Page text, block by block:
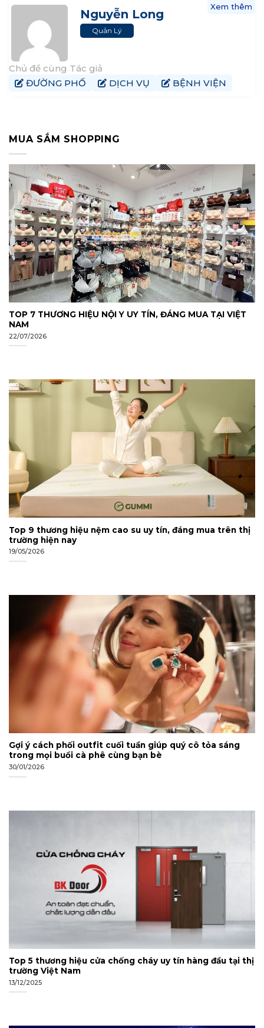
Nguyễn Long
Quản Lý
Xem thêm
Chủ đề cùng Tác giả
ĐƯỜNG PHỐ
DỊCH VỤ BỆNH VIỆN
MUA SẮM SHOPPING
TOP 7 THƯƠNG HIỆU NỘI Y UY TÍN, ĐÁNG MUA TẠI VIỆT
NAM
22/07/2026
Top 9 thương hiệu nệm cao su uy tín, đáng mua trên thị
trường hiện nay
19/05/2026
Gợi ý cách phối outfit cuối tuần giúp quý cô tỏa sáng
trong mọi buổi cà phê cùng bạn bè
30/01/2026
Top 5 thương hiệu cửa chống cháy uy tín hàng đầu tại thị
trường Việt Nam
13/12/2025